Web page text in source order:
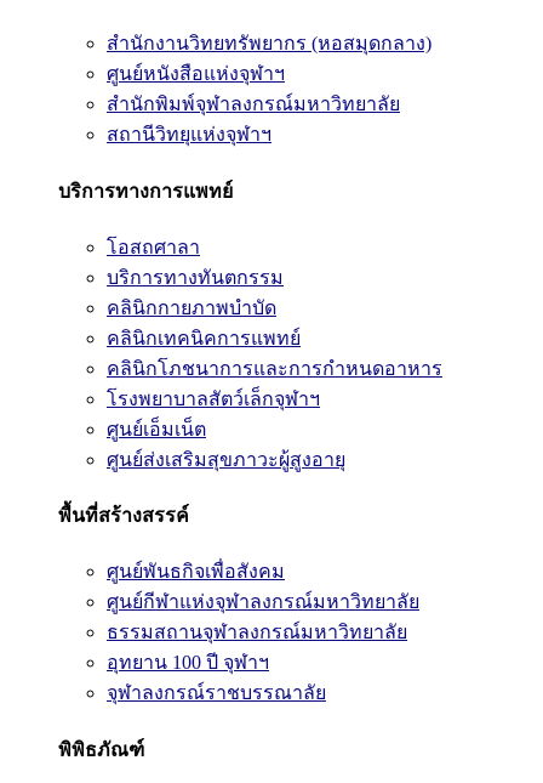
สำนักงานวิทยทรัพยากร (หอสมุดกลาง)
ศูนย์หนังสือแห่งจุฬาฯ
สำนักพิมพ์จุฬาลงกรณ์มหาวิทยาลัย
สถานีวิทยุแห่งจุฬาฯ
บริการทางการแพทย์
โอสถศาลา
บริการทางทันตกรรม
คลินิกกายภาพบำบัด
คลินิกเทคนิคการแพทย์
คลินิกโภชนาการและการกำหนดอาหาร
โรงพยาบาลสัตว์เล็กจุฬาฯ
ศูนย์เอ็มเน็ต
ศูนย์ส่งเสริมสุขภาวะผู้สูงอายุ
พื้นที่สร้างสรรค์
ศูนย์พันธกิจเพื่อสังคม
ศูนย์กีฬาแห่งจุฬาลงกรณ์มหาวิทยาลัย
ธรรมสถานจุฬาลงกรณ์มหาวิทยาลัย
อุทยาน 100 ปี จุฬาฯ
จุฬาลงกรณ์ราชบรรณาลัย
พิพิธภัณฑ์